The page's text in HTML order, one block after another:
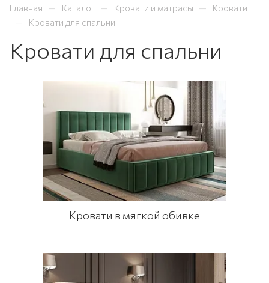
Главная — Каталог — Кровати и матрасы — Кровати
— Кровати для спальни
Кровати для спальни
Кровати в мягкой обивке